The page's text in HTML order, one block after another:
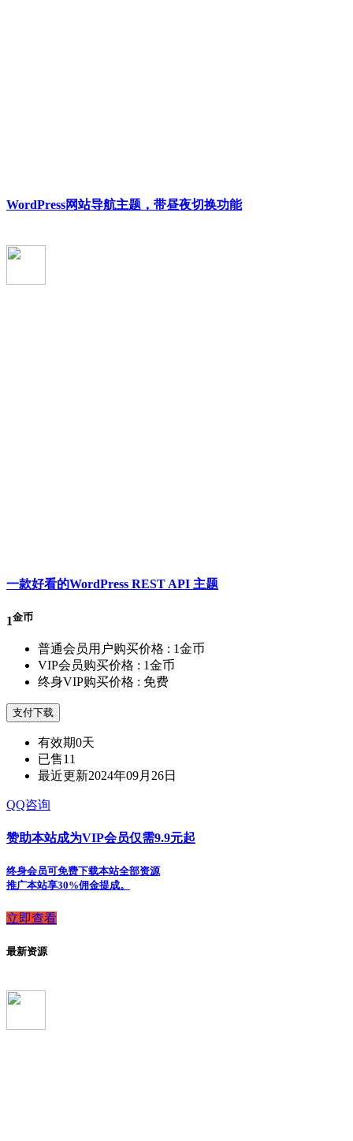
WordPress网站导航主题，带昼夜切换功能
一款好看的WordPress REST API 主题
1金币
普通会员用户购买价格 : 1金币
VIP会员购买价格 : 1金币
终身VIP购买价格 : 免费
支付下载
有效期0天
已售11
最近更新2024年09月26日
QQ咨询
赞助本站成为VIP会员仅需9.9元起
终身会员可免费下载本站全部资源
推广本站享30%佣金提成。
立即查看
最新资源